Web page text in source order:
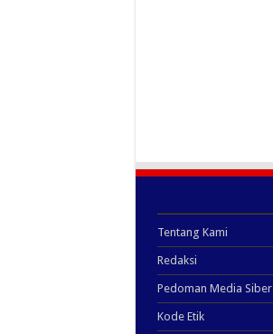
Tentang Kami
Redaksi
Pedoman Media Siber
Kode Etik